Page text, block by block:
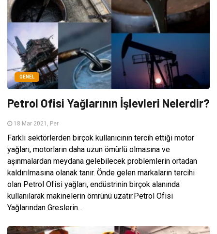
GENEL
Petrol Ofisi Yağlarının İşlevleri Nelerdir?
18 Mar 2021, Per
Farklı sektörlerden birçok kullanıcının tercih ettiği motor
yağları, motorların daha uzun ömürlü olmasına ve
aşınmalardan meydana gelebilecek problemlerin ortadan
kaldırılmasına olanak tanır. Önde gelen markaların tercihi
olan Petrol Ofisi yağları, endüstrinin birçok alanında
kullanılarak makinelerin ömrünü uzatır.Petrol Ofisi
Yağlarından Greslerin...